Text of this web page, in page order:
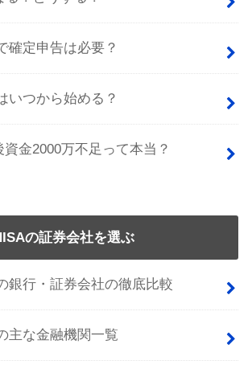
確定申告は必要？
いつから始める？
金2000万不足って本当？
の証券会社を選ぶ
銀行・証券会社の徹底比較
主な金融機関一覧